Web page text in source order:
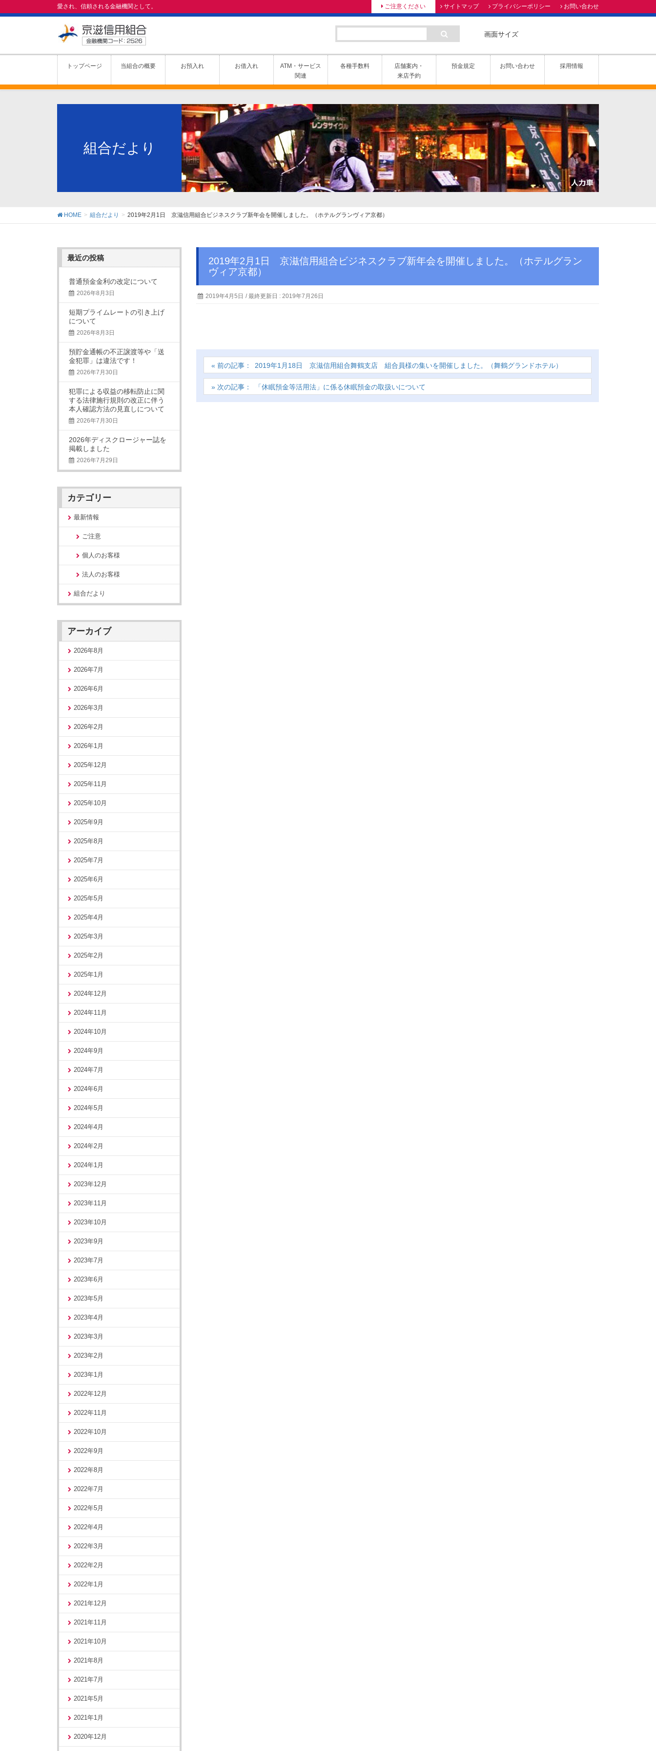
愛され、信頼される金融機関として。 ご注意ください サイトマップ プライバシーポリシー お問い合わせ
画面サイズ
トップページ 当組合の概要 お預入れ お借入れ
ATM・サービス
関連
各種手数料
店舗案内・
来店予約
預金規定 お問い合わせ 採用情報
組合だより
HOME 組合だより 2019年2月1日 京滋信用組合ビジネスクラブ新年会を開催しました。（ホテルグランヴィア京都）
2019年2月1日 京滋信用組合ビジネスクラブ新年会を開催しました。（ホテルグラン
ヴィア京都）
2019年4月5日 / 最終更新日 : 2019年7月26日
2019年1月18日 京滋信用組合舞鶴支店 組合員様の集いを開催しました。（舞鶴グランドホテル）
「休眠預金等活用法」に係る休眠預金の取扱いについて
最近の投稿
普通預金金利の改定について
2026年8月3日
短期プライムレートの引き上げ
について
2026年8月3日
預貯金通帳の不正譲渡等や「送
金犯罪」は違法です！
2026年7月30日
犯罪による収益の移転防止に関
する法律施行規則の改正に伴う
本人確認方法の見直しについて
2026年7月30日
2026年ディスクロージャー誌を
掲載しました
2026年7月29日
カテゴリー
最新情報
ご注意
個人のお客様
法人のお客様
組合だより
アーカイブ
2026年8月
2026年7月
2026年6月
2026年3月
2026年2月
2026年1月
2025年12月
2025年11月
2025年10月
2025年9月
2025年8月
2025年7月
2025年6月
2025年5月
2025年4月
2025年3月
2025年2月
2025年1月
2024年12月
2024年11月
2024年10月
2024年9月
2024年7月
2024年6月
2024年5月
2024年4月
2024年2月
2024年1月
2023年12月
2023年11月
2023年10月
2023年9月
2023年7月
2023年6月
2023年5月
2023年4月
2023年3月
2023年2月
2023年1月
2022年12月
2022年11月
2022年10月
2022年9月
2022年8月
2022年7月
2022年5月
2022年4月
2022年3月
2022年2月
2022年1月
2021年12月
2021年11月
2021年10月
2021年8月
2021年7月
2021年5月
2021年1月
2020年12月